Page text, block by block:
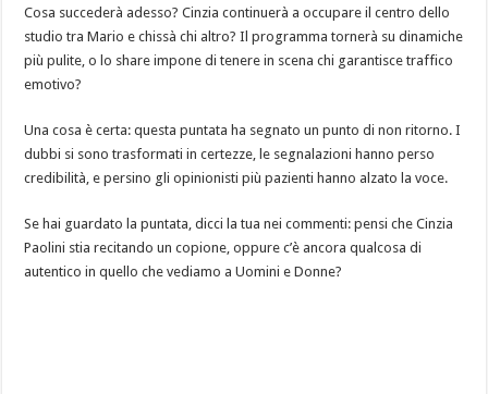
Cosa succederà adesso? Cinzia continuerà a occupare il centro dello
studio tra Mario e chissà chi altro? Il programma tornerà su dinamiche
più pulite, o lo share impone di tenere in scena chi garantisce traffico
emotivo?
Una cosa è certa: questa puntata ha segnato un punto di non ritorno. I
dubbi si sono trasformati in certezze, le segnalazioni hanno perso
credibilità, e persino gli opinionisti più pazienti hanno alzato la voce.
Se hai guardato la puntata, dicci la tua nei commenti: pensi che Cinzia
Paolini stia recitando un copione, oppure c’è ancora qualcosa di
autentico in quello che vediamo a Uomini e Donne?